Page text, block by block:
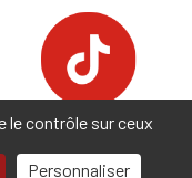
le contrôle sur ceux
Personnaliser